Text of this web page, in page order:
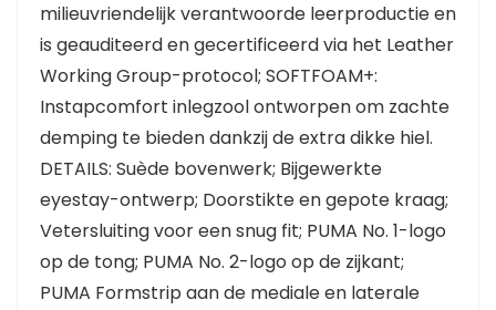
milieuvriendelijk verantwoorde leerproductie en
is geauditeerd en gecertificeerd via het Leather
Working Group-protocol; SOFTFOAM+:
Instapcomfort inlegzool ontworpen om zachte
demping te bieden dankzij de extra dikke hiel.
DETAILS: Suède bovenwerk; Bijgewerkte
eyestay-ontwerp; Doorstikte en gepote kraag;
Vetersluiting voor een snug fit; PUMA No. 1-logo
op de tong; PUMA No. 2-logo op de zijkant;
PUMA Formstrip aan de mediale en laterale